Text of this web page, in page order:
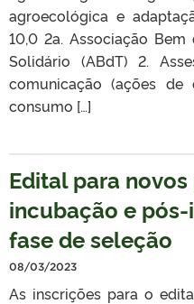
agroecológica e
10,0 2a. Associação
Solidário (ABdT) 2.
comunicação (ações
consumo […]
Edital para
incubação e
fase de seleção
08/03/2023
As inscrições para o